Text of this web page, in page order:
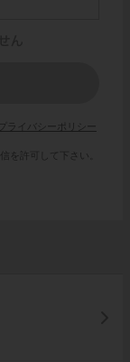
ライバシーポリシー
を許可して下さい。